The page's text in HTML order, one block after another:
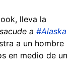
lleva la
a #Alaska
a un hombre
en medio de un